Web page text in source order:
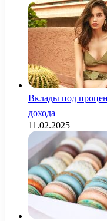
Вклады под
дохода
11.02.2025